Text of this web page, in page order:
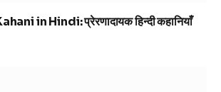
in Hindi: प्रेरणादायक हिन्दी कहानियाँ